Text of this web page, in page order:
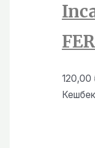
120,00